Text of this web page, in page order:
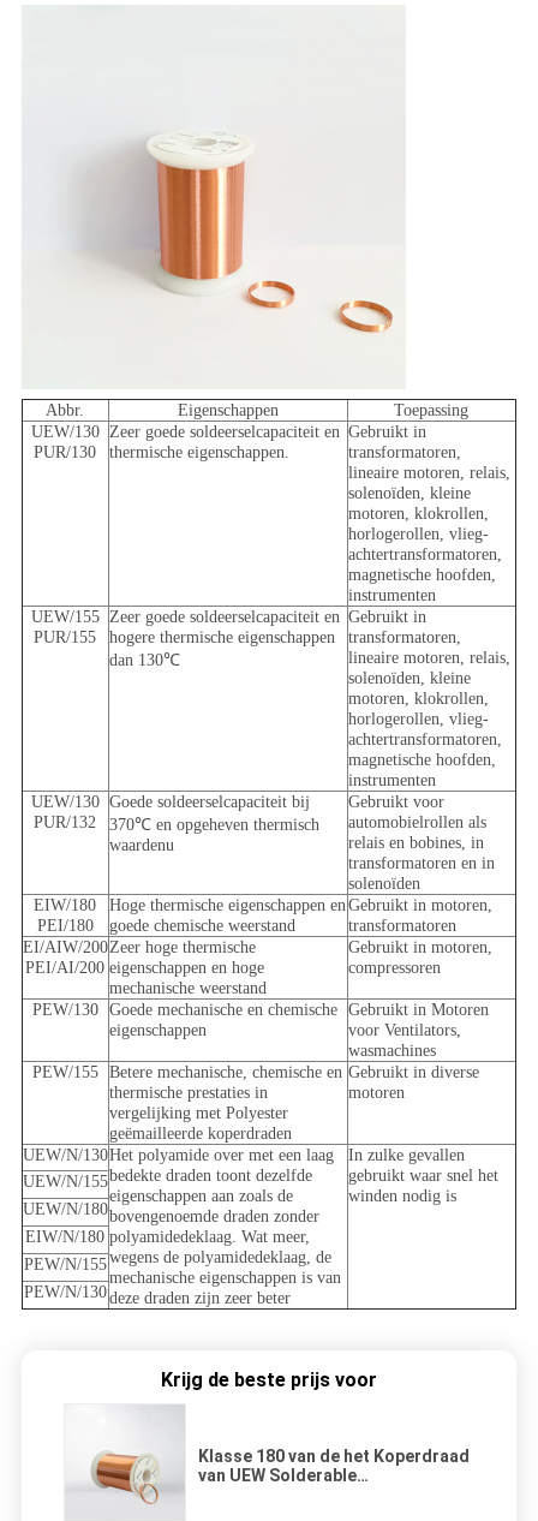
Abbr. Eigenschappen
Toepassing
UEW/130
PUR/130
Zeer goede soldeerselcapaciteit en
thermische eigenschappen.
Gebruikt in
transformatoren,
lineaire motoren, relais,
solenoïden, kleine
motoren, klokrollen,
horlogerollen, vlieg-
achtertransformatoren,
magnetische hoofden,
instrumenten
UEW/155
PUR/155
Zeer goede soldeerselcapaciteit en
hogere thermische eigenschappen
dan 130℃
Gebruikt in
transformatoren,
lineaire motoren, relais,
solenoïden, kleine
motoren, klokrollen,
horlogerollen, vlieg-
achtertransformatoren,
magnetische hoofden,
instrumenten
UEW/130
PUR/132
Goede soldeerselcapaciteit bij
370℃ en opgeheven thermisch
waardenu
Gebruikt voor
automobielrollen als
relais en bobines, in
transformatoren en in
solenoïden
EIW/180
PEI/180
Hoge thermische eigenschappen en
goede chemische weerstand
Gebruikt in motoren,
transformatoren
EI/AIW/200
PEI/AI/200
Zeer hoge thermische
eigenschappen en hoge
mechanische weerstand
Gebruikt in motoren,
compressoren
PEW/130
Goede mechanische en chemische
eigenschappen
Gebruikt in Motoren
voor Ventilators,
wasmachines
PEW/155
Betere mechanische, chemische en
thermische prestaties in
vergelijking met Polyester
geëmailleerde koperdraden
Gebruikt in diverse
motoren
UEW/N/130Het polyamide over met een laag
bedekte draden toont dezelfde
eigenschappen aan zoals de
bovengenoemde draden zonder
polyamidedeklaag. Wat meer,
wegens de polyamidedeklaag, de
mechanische eigenschappen is van
deze draden zijn zeer beter
In zulke gevallen
gebruikt waar snel het
winden nodig is
UEW/N/155
UEW/N/180
EIW/N/180
PEW/N/155
PEW/N/130
Krijg de beste prijs voor
Klasse 180 van de het Koperdraad
van UEW Solderable